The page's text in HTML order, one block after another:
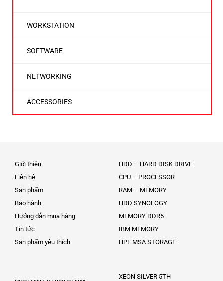
WORKSTATION
SOFTWARE
NETWORKING
ACCESSORIES
Giới thiệu
Liên hệ
Sản phẩm
Bảo hành
Hướng dẫn mua hàng
Tin tức
Sản phẩm yêu thích
HDD – HARD DISK DRIVE
CPU – PROCESSOR
RAM – MEMORY
HDD SYNOLOGY
MEMORY DDR5
IBM MEMORY
HPE MSA STORAGE
XEON SILVER 5TH